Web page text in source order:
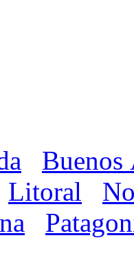
Buenos
Litoral